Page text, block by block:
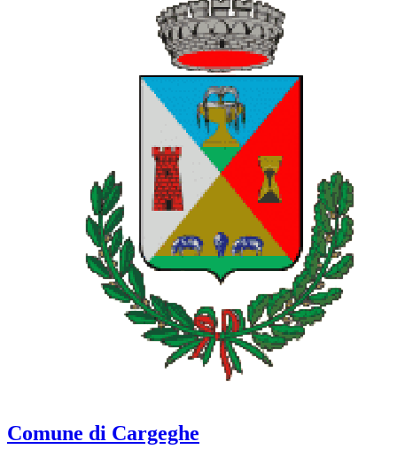
Comune di Cargeghe